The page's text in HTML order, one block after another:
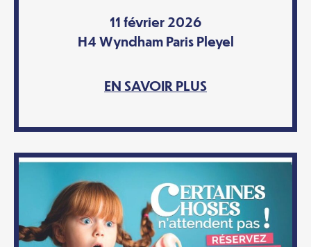
11 février 2026
H4 Wyndham Paris Pleyel
EN SAVOIR PLUS